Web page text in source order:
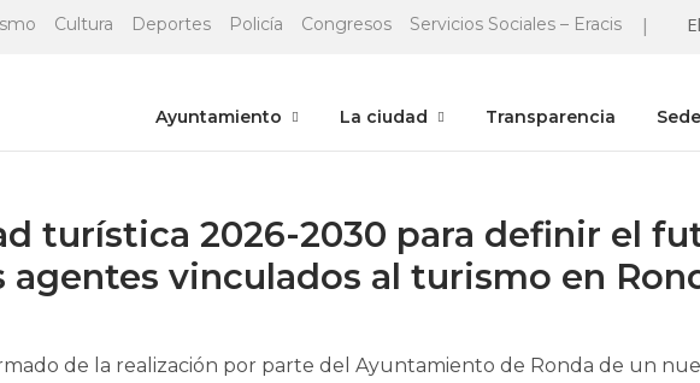
Cultura Deportes Policía Congresos Servicios Sociales – Eracis |
Ayuntamiento La ciudad Transparencia
turística 2026-2030 para definir el
vinculados al turismo en
de la realización por parte del Ayuntamiento de Ronda de un